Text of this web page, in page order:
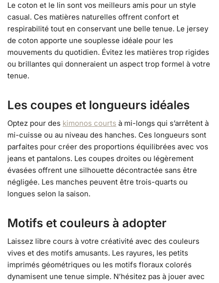
Le coton et le lin sont vos meilleurs amis pour un style
casual. Ces matières naturelles offrent confort et
respirabilité tout en conservant une belle tenue. Le jersey
de coton apporte une souplesse idéale pour les
mouvements du quotidien. Évitez les matières trop rigides
ou brillantes qui donneraient un aspect trop formel à votre
tenue.
Les coupes et longueurs idéales
Optez pour des kimonos courts à mi-longs qui s’arrêtent à
mi-cuisse ou au niveau des hanches. Ces longueurs sont
parfaites pour créer des proportions équilibrées avec vos
jeans et pantalons. Les coupes droites ou légèrement
évasées offrent une silhouette décontractée sans être
négligée. Les manches peuvent être trois-quarts ou
longues selon la saison.
Motifs et couleurs à adopter
Laissez libre cours à votre créativité avec des couleurs
vives et des motifs amusants. Les rayures, les petits
imprimés géométriques ou les motifs floraux colorés
dynamisent une tenue simple. N’hésitez pas à jouer avec